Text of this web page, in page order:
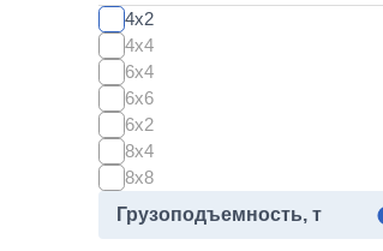
44108
45144
5308
53215
53228
53229
5325
5387
Буровая установка
БКМ (Ямобур)
4х2
4х4
6х4
6х6
6х2
8х4
8х8
Грузоподъемность, т